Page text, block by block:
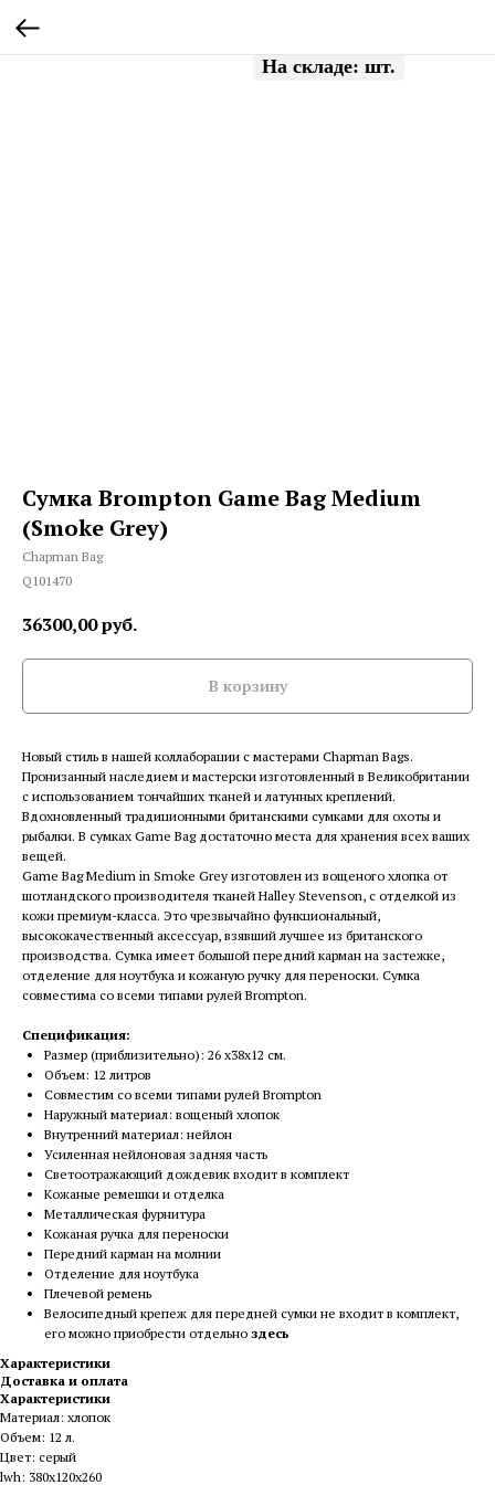
Сумка Brompton Game Bag Medium
(Smoke Grey)
Chapman Bag
Q101470
36300,00руб.
В корзину
Новый стиль в нашей коллаборации с мастерами Chapman Bags.
Пронизанный наследием и мастерски изготовленный в Великобритании
с использованием тончайших тканей и латунных креплений.
Вдохновленный традиционными британскими сумками для охоты и
рыбалки. В сумках Game Bag достаточно места для хранения всех ваших
вещей.
Game Bag Medium in Smoke Grey изготовлен из вощеного хлопка от
шотландского производителя тканей Halley Stevenson, с отделкой из
кожи премиум-класса. Это чрезвычайно функциональный,
высококачественный аксессуар, взявший лучшее из британского
производства. Сумка имеет большой передний карман на застежке,
отделение для ноутбука и кожаную ручку для переноски. Сумка
совместима со всеми типами рулей Brompton.
Спецификация:
Размер (приблизительно): 26 x38x12 см.
Объем: 12 литров
Совместим со всеми типами рулей Brompton
Наружный материал: вощеный хлопок
Внутренний материал: нейлон
Усиленная нейлоновая задняя часть
Светоотражающий дождевик входит в комплект
Кожаные ремешки и отделка
Металлическая фурнитура
Кожаная ручка для переноски
Передний карман на молнии
Отделение для ноутбука
Плечевой ремень
Велосипедный крепеж для передней сумки не входит в комплект,
его можно приобрести отдельно здесь
Характеристики
Доставка и оплата
Характеристики
Материал: хлопок
Объем: 12 л.
Цвет: серый
lwh: 380x120x260